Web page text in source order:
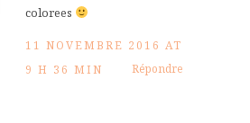
colorees
11 NOVEMBRE 2016 AT
9 H 36 MIN
Répondre